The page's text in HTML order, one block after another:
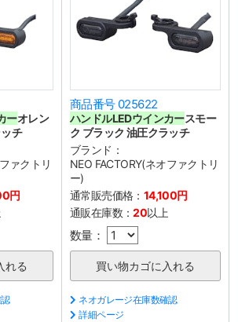
ーオレン
チ
ァクトリ
円
商品番号 025622
ハンドルLEDウインカースモー
ク ブラック 油圧クラッチ
ブランド：
NEO FACTORY(ネオファクトリ
ー)
通常販売価格： 14,100円
通販在庫数：20以上
数量：
ネオガレージ在庫数確認
詳細ページ